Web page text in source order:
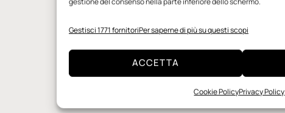
Gestisci 1771 fornitoriPer saperne di più su questi scopi
ACCETTA
Cookie PolicyPrivacy Policy